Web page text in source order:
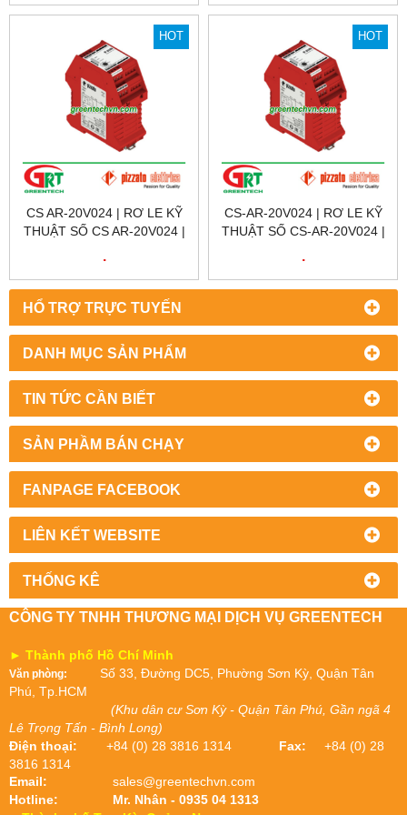
HỔ TRỢ TRỰC TUYẾN
DANH MỤC SẢN PHẨM
TIN TỨC CẦN BIẾT
SẢN PHẦM BÁN CHẠY
FANPAGE FACEBOOK
LIÊN KẾT WEBSITE
THỐNG KÊ
HOT
CS AR-20V024 | RƠ LE KỸ
THUẬT SỐ CS AR-20V024 |
NAM | CS AR-20V024
.
HOT
CS-AR-20V024 | RƠ LE KỸ
THUẬT SỐ CS-AR-20V024 |
NAM
.
CÔNG TY TNHH THƯƠNG MẠI DỊCH VỤ GREENTECH
► Thành phố Hồ Chí Minh
Văn phòng: Số 33, Đường DC5, Phường Sơn Kỳ, Quận Tân
Phú, Tp.HCM
(Khu dân cư Sơn Kỳ - Quận Tân Phú, Gần ngã 4
Lê Trọng Tấn - Bình Long)
Điện thoại: +84 (0) 28 3816 1314 Fax: +84 (0) 28
3816 1314
Email:
sales@greentechvn.com
Hotline:
Mr. Nhân - 0935 04 1313